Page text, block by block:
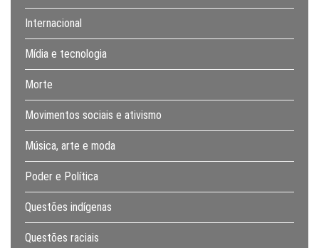
Internacional
Mídia e tecnologia
Morte
Movimentos sociais e ativismo
Música, arte e moda
Poder e Política
Questões indígenas
Questões raciais